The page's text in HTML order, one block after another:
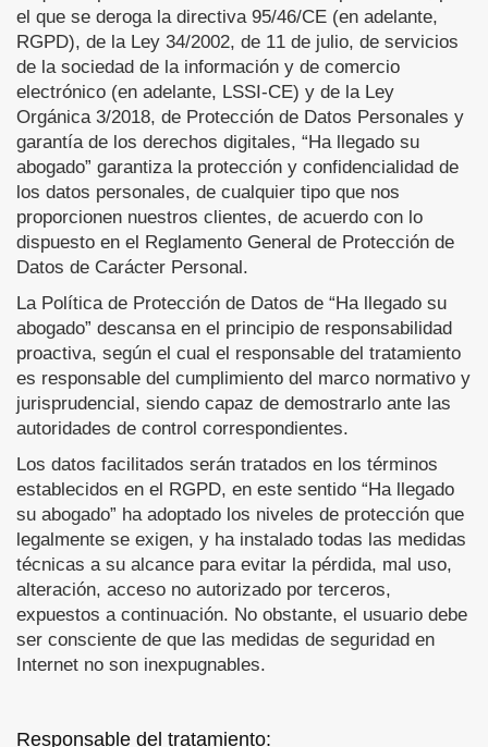
el que se deroga la directiva 95/46/CE (en adelante,
RGPD), de la Ley 34/2002, de 11 de julio, de servicios
de la sociedad de la información y de comercio
electrónico (en adelante, LSSI-CE) y de la Ley
Orgánica 3/2018, de Protección de Datos Personales y
garantía de los derechos digitales, “Ha llegado su
abogado” garantiza la protección y confidencialidad de
los datos personales, de cualquier tipo que nos
proporcionen nuestros clientes, de acuerdo con lo
dispuesto en el Reglamento General de Protección de
Datos de Carácter Personal.
La Política de Protección de Datos de “Ha llegado su
abogado” descansa en el principio de responsabilidad
proactiva, según el cual el responsable del tratamiento
es responsable del cumplimiento del marco normativo y
jurisprudencial, siendo capaz de demostrarlo ante las
autoridades de control correspondientes.
Los datos facilitados serán tratados en los términos
establecidos en el RGPD, en este sentido “Ha llegado
su abogado” ha adoptado los niveles de protección que
legalmente se exigen, y ha instalado todas las medidas
técnicas a su alcance para evitar la pérdida, mal uso,
alteración, acceso no autorizado por terceros,
expuestos a continuación. No obstante, el usuario debe
ser consciente de que las medidas de seguridad en
Internet no son inexpugnables.
Responsable del tratamiento: